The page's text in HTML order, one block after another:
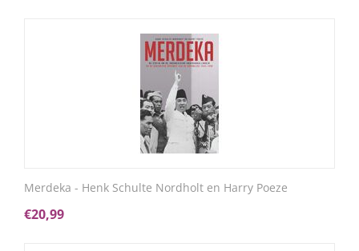
Merdeka - Henk Schulte Nordholt en Harry Poeze
€20,99